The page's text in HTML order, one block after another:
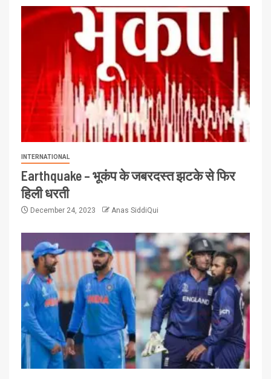
INTERNATIONAL
Earthquake – भूकंप के जबरदस्त झटके से फिर
हिली धरती
December 24, 2023 Anas SiddiQui